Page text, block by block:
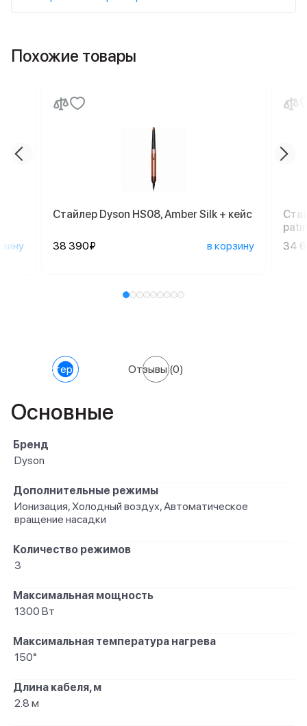
Похожие товары
Стайлер Dyson HS08, Amber Silk + кейс
38 390₽ в корзину
34
Характеристики Отзывы(0)
Основные
Бренд
Dyson
Дополнительные режимы
Ионизация, Холодный воздух, Автоматическое
вращение насадки
Количество режимов
3
Максимальная мощность
1300 Вт
Максимальная температура нагрева
150°
Длина кабеля, м
2.8 м